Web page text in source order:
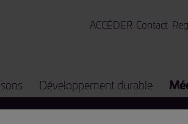
ACCÉDER Contact
Développement durable